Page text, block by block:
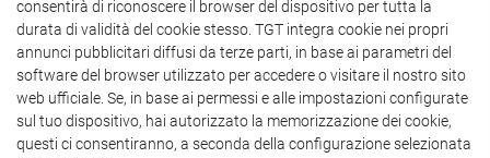
consentirà di riconoscere il browser del dispositivo per tutta la
durata di validità del cookie stesso. TGT integra cookie nei propri
annunci pubblicitari diffusi da terze parti, in base ai parametri del
software del browser utilizzato per accedere o visitare il nostro sito
web ufficiale. Se, in base ai permessi e alle impostazioni configurate
sul tuo dispositivo, hai autorizzato la memorizzazione dei cookie,
questi ci consentiranno, a seconda della configurazione selezionata